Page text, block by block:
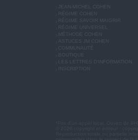
JEAN-MICHEL COHEN
RÉGIME COHEN
RÉGIME SAVOIR MAIGRIR
RÉGIME UNIVERSEL
MÉTHODE COHEN
ASTUCES JM COHEN
COMMUNAUTÉ
BOUTIQUE
LES LETTRES D'INFORMATION
INSCRIPTION